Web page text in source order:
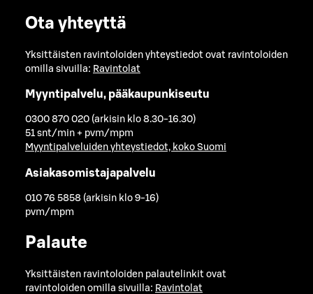
Ota yhteyttä
Yksittäisten ravintoloiden yhteystiedot ovat ravintoloiden
omilla sivuilla: Ravintolat
Myyntipalvelu, pääkaupunkiseutu
0300 870 020 (arkisin klo 8.30-16.30)
51 snt/min + pvm/mpm
Myyntipalveluiden yhteystiedot, koko Suomi
Asiakasomistajapalvelu
010 76 5858 (arkisin klo 9-16)
pvm/mpm
Palaute
Yksittäisten ravintoloiden palautelinkit ovat
ravintoloiden omilla sivuilla: Ravintolat